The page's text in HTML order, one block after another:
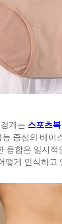
계는 스포츠복
중심의 베이
융합은 일시
떻게 인식하